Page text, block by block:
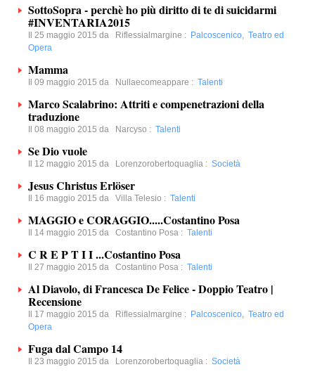
SottoSopra - perchè ho più diritto di te di suicidarmi
#INVENTARIA2015
Il 25 maggio 2015 da Riflessialmargine : Palcoscenico, Teatro ed
Opera
Mamma
Il 09 maggio 2015 da Nullaecomeappare : Talenti
Marco Scalabrino: Attriti e compenetrazioni della
traduzione
Il 08 maggio 2015 da Narcyso : Talenti
Se Dio vuole
Il 12 maggio 2015 da Lorenzorobertoquaglia : Società
Jesus Christus Erlöser
Il 16 maggio 2015 da Villa Telesio : Talenti
MAGGIO e CORAGGIO.....Costantino Posa
Il 14 maggio 2015 da Costantino Posa : Talenti
C R E P T I I ...Costantino Posa
Il 27 maggio 2015 da Costantino Posa : Talenti
Al Diavolo, di Francesca De Felice - Doppio Teatro |
Recensione
Il 17 maggio 2015 da Riflessialmargine : Palcoscenico, Teatro ed
Opera
Fuga dal Campo 14
Il 23 maggio 2015 da Lorenzorobertoquaglia : Società